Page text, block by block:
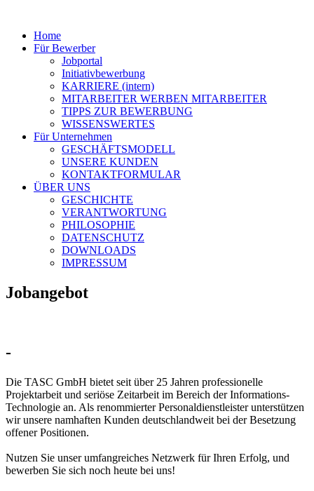
Home
Für Bewerber
Jobportal
Initiativbewerbung
KARRIERE (intern)
MITARBEITER WERBEN MITARBEITER
TIPPS ZUR BEWERBUNG
WISSENSWERTES
Für Unternehmen
GESCHÄFTSMODELL
UNSERE KUNDEN
KONTAKTFORMULAR
ÜBER UNS
GESCHICHTE
VERANTWORTUNG
PHILOSOPHIE
DATENSCHUTZ
DOWNLOADS
IMPRESSUM
Jobangebot
-
Die TASC GmbH bietet seit über 25 Jahren professionelle
Projektarbeit und seriöse Zeitarbeit im Bereich der Informations-
Technologie an. Als renommierter Personaldienstleister unterstützen
wir unsere namhaften Kunden deutschlandweit bei der Besetzung
offener Positionen.
Nutzen Sie unser umfangreiches Netzwerk für Ihren Erfolg, und
bewerben Sie sich noch heute bei uns!